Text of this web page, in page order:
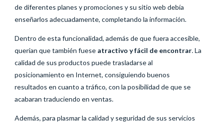
de diferentes planes y promociones y su sitio web debía
enseñarlos adecuadamente, completando la información.
Dentro de esta funcionalidad, además de que fuera accesible,
querían que también fuese atractivo y fácil de encontrar. La
calidad de sus productos puede trasladarse al
posicionamiento en Internet, consiguiendo buenos
resultados en cuanto a tráfico, con la posibilidad de que se
acabaran traduciendo en ventas.
Además, para plasmar la calidad y seguridad de sus servicios